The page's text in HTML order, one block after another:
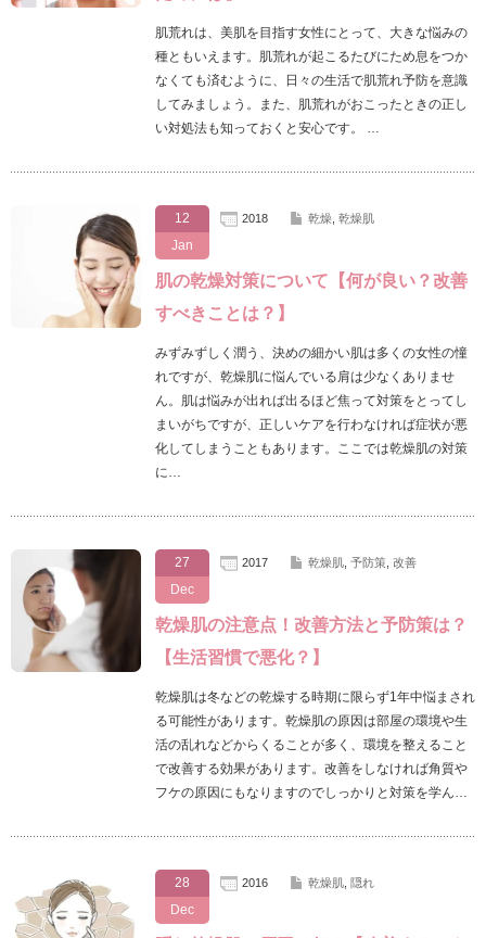
肌荒れは、美肌を目指す女性にとって、大きな悩みの
種ともいえます。肌荒れが起こるたびにため息をつか
なくても済むように、日々の生活で肌荒れ予防を意識
してみましょう。また、肌荒れがおこったときの正し
い対処法も知っておくと安心です。 …
12
Jan
2018 乾燥, 乾燥肌
肌の乾燥対策について【何が良い？改善
すべきことは？】
みずみずしく潤う、決めの細かい肌は多くの女性の憧
れですが、乾燥肌に悩んでいる肩は少なくありませ
ん。肌は悩みが出れば出るほど焦って対策をとってし
まいがちですが、正しいケアを行わなければ症状が悪
化してしまうこともあります。ここでは乾燥肌の対策
に…
27
Dec
2017 乾燥肌, 予防策, 改善
乾燥肌の注意点！改善方法と予防策は？
【生活習慣で悪化？】
乾燥肌は冬などの乾燥する時期に限らず1年中悩まされ
る可能性があります。乾燥肌の原因は部屋の環境や生
活の乱れなどからくることが多く、環境を整えること
で改善する効果があります。改善をしなければ角質や
フケの原因にもなりますのでしっかりと対策を学ん…
28
Dec
2016 乾燥肌, 隠れ